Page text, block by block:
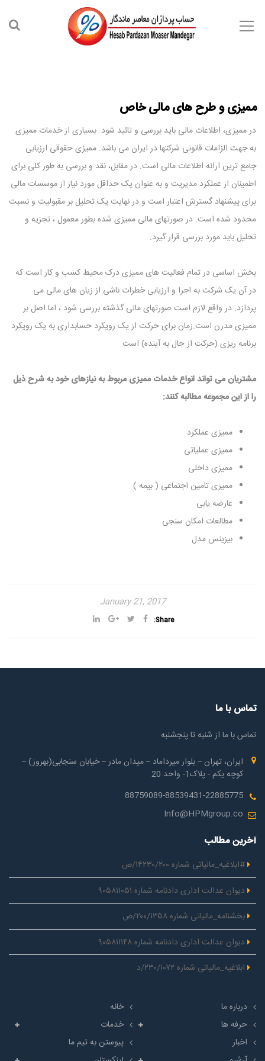
ممیزی و طرح های مالی خاص
در ممیزی، اطلاعات مالی باید بررسی و تائید شود. بسیاری از خدمات ممیزی
به جهت الزامات قانونی شرکتها در ایران می باشد. ممیزی حقوقی ارزیابی
جامع ترین ارائه اطلاعات مالی است. در مقابل، نقد و بررسی به طور کلی برای
اطمینان از عملکرد مدیریت و به عنوان یک حداقل مورد نیاز از موسسات مالی
برای پیشنهاد گسترش اعتبار است و در نهایت یک تحلیل بر مقبولیت و نسبت
محدود شده است. در صورتهای مالی ممیزی شده بطور معمول ، تجزیه و
تحلیل باید مورد بررسی قرار گیرد.
بخش اساسی در تمام فعالیت های ممیزی درک محیط کسب و کار است که
در آن یک شرکت به اجرا و ارزیابی خطرات ناشی از زیان های مالی می
پردازد. در واقع لازم است صورتهای مالی گذشته بررسی شود ، اما اصل بر
ممیزی مدرن است.زمان برای حرکت از یک رویکرد حسابداری به یک رویکرد
برنامه ریزی (حرکت از حال به آینده) است.
مشتریان می تواند انواع خدمات ممیزی مربوط به نیازهای خود به شرح ذیل
را از این مجموعه مطالبه کنند:
ممیزی عملکرد
ممیزی عملیاتی
ممیزی داخلی
ممیزی تامین اجتماعی ( بیمه )
عارضه یابی
مطالعات امکان سنجی
بیزینس مدل
January 21, 2017
Share:
تماس با ما
تماس با ما از شنبه تا پنجشنبه
ایران، تهران – بلوار میرداماد – میدان مادر – خیابان سنجابی(بهروز) –
کوچه یکم - پلاک1- واحد 20
88759089-88539431-22885775
Info@HPMgroup.co
آخرین مطالب
#ابلاغیه_مالیاتی شماره ۱۴۲۳۰/۲۰۰/ص
دیوان عدالت اداری دادنامه شماره ۹۰۵۸۱۱۰۵۱
بخشنامه_مالیاتی شماره ۲۰۰/۱۳۵۸/ص
دیوان عدالت اداری دادنامه شماره ۹۰۵۸۱۱۱۴۸
ابلاغیه_مالیاتی شماره ۲۳۰/۱۰۷۲/د
خانه
درباره ما
خدمات
حرفه ها
پیوستن به تیم ما
اخبار